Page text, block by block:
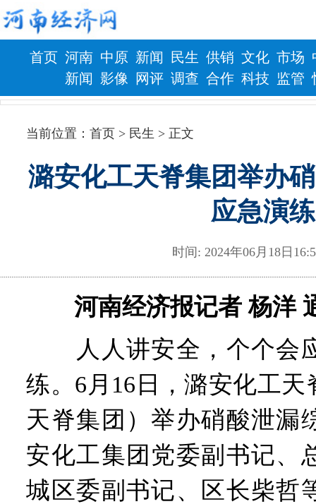
首页 河南
新闻
中原
影像
新闻
网评
民生
调查
供销
合作
文化
科技
市场
监管
财政 健康
当前位置：首页 > 民生 > 正文
潞安化工天脊集团举办
应急演练
时间: 2024年06月18
河南经济报记者 杨洋
人人讲安全，个个会
练。6月16日，潞安化工
天脊集团）举办硝酸泄漏
安化工集团党委副书记、
城区委副书记、区长柴哲